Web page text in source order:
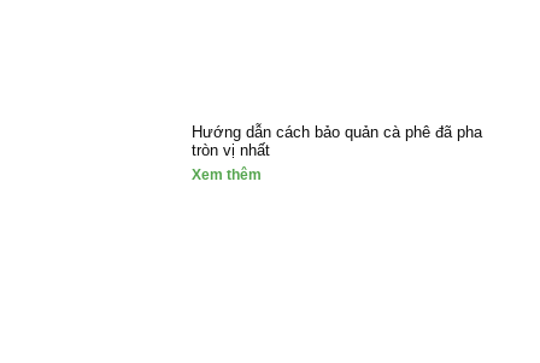
Hướng dẫn cách bảo quản cà phê đã pha
tròn vị nhất
Xem thêm